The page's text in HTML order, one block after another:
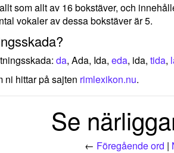
som allt av 16 bokstäver, och
vokaler av dessa bokstäver är 5.
da, Ada, Ida, eda, ida, tida,
ni hittar på sajten rimlexikon.nu.
Se
← Föregående ord |